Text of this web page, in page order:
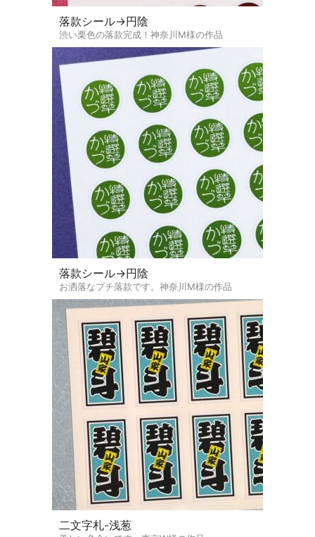
落款シール→円陰
渋い栗色の落款完成！神奈川M様の作品
落款シール→円陰
お洒落なプチ落款です。神奈川M様の作品
二文字札-浅葱